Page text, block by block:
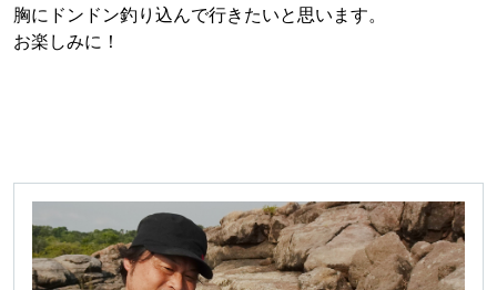
胸にドンドン釣り込んで行きたいと思います。
お楽しみに！